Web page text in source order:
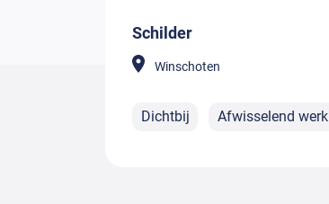
Schilder
Winschoten
Dichtbij Afwisselend werk